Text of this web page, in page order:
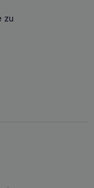
zu